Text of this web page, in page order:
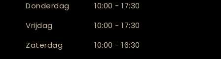
Donderdag
10:00 - 17:30
Vrijdag
10:00 - 17:30
Zaterdag
10:00 - 16:30